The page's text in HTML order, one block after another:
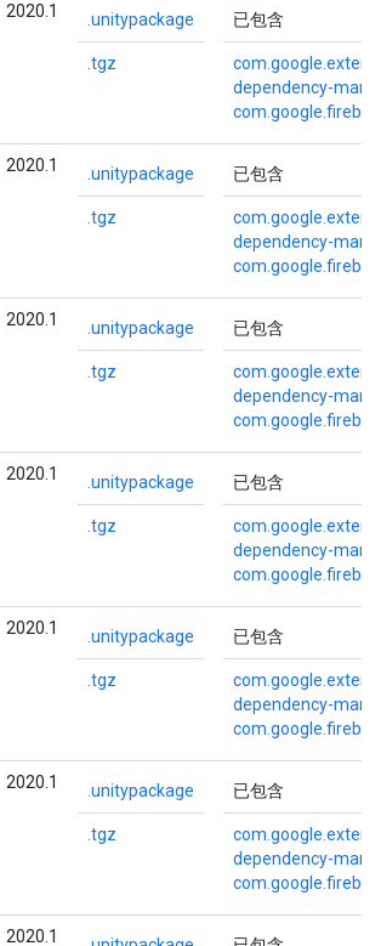
2020.1 .unitypackage
.tgz
已包含
dependency-
2020.1 .unitypackage
.tgz
已包含
dependency-
2020.1 .unitypackage
.tgz
已包含
dependency-
2020.1 .unitypackage
.tgz
已包含
dependency-
2020.1 .unitypackage
.tgz
已包含
dependency-
2020.1 .unitypackage
.tgz
已包含
dependency-
2020.1